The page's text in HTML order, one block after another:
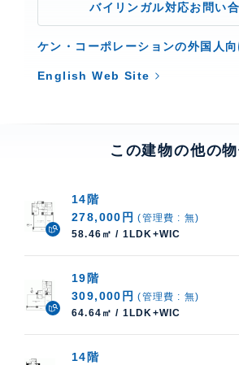
バイリンガル対応お問い
ケン・コーポレーションの外国人
English Web Site
この建物の他の
14階
278,000円 (管理費 : 無)
58.46㎡ / 1LDK+WIC
19階
309,000円 (管理費 : 無)
64.64㎡ / 1LDK+WIC
14階